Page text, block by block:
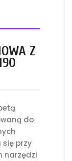
Z
do
przy
narzędzi